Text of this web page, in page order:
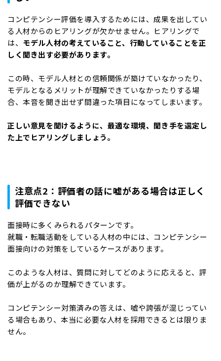
コンピテンシー評価を導入するためには、成果を出してい
る人材からのヒアリングが欠かせません。ヒアリングで
は、 モデル人材の考えていること、行動していることを正
しく聞き出す必要があります。
この時、モデル人材との信頼関係が築けていなかったり、
モデルとなるメリットが理解できていなかったりする場
合、本音を聞き出せず間違った項目になってしまいます。
正しい意見を聞けるように、最適な環境、聞き手を選定し
た上でヒアリングしましょう。
注意点2：評価者の話に嘘がある場合は正しく
評価できない
面接時に多くみられるパターンです。
就職・転職活動をしている人材の中には、コンピテンシー
面接向けの対策をしているケースがあります。
このような人材は、質問に対してどのように応えると、評
価が上がるのか理解できています。
コンピテンシー対策済みの答えは、嘘や誇張が混じってい
る場合もあり、本当に必要な人材を採用できるとは限りま
せん。